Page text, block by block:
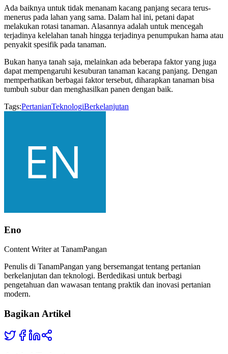
Ada baiknya untuk tidak menanam kacang panjang secara terus-
menerus pada lahan yang sama. Dalam hal ini, petani dapat
melakukan rotasi tanaman. Alasannya adalah untuk mencegah
terjadinya kelelahan tanah hingga terjadinya penumpukan hama atau
penyakit spesifik pada tanaman.
Bukan hanya tanah saja, melainkan ada beberapa faktor yang juga
dapat mempengaruhi kesuburan tanaman kacang panjang. Dengan
memperhatikan berbagai faktor tersebut, diharapkan tanaman bisa
tumbuh subur dan menghasilkan panen dengan baik.
Tags:PertanianTeknologiBerkelanjutan
Eno
Content Writer at TanamPangan
Penulis di TanamPangan yang bersemangat tentang pertanian
berkelanjutan dan teknologi. Berdedikasi untuk berbagi
pengetahuan dan wawasan tentang praktik dan inovasi pertanian
modern.
Bagikan Artikel